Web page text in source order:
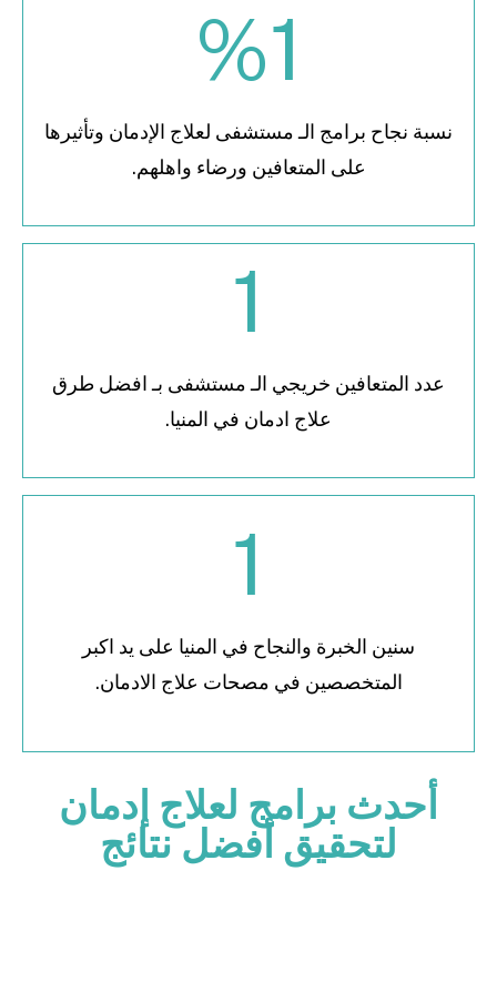
1
%
نسبة نجاح برامج الـ مستشفى لعلاج الإدمان وتأثيرها
على المتعافين ورضاء واهلهم.
1
عدد المتعافين خريجي الـ مستشفى بـ افضل طرق
علاج ادمان في المنيا.
1
سنين الخبرة والنجاح في المنيا على يد اكبر
المتخصصين في مصحات علاج الادمان.
أحدث برامج لعلاج إدمان
لتحقيق أفضل نتائج